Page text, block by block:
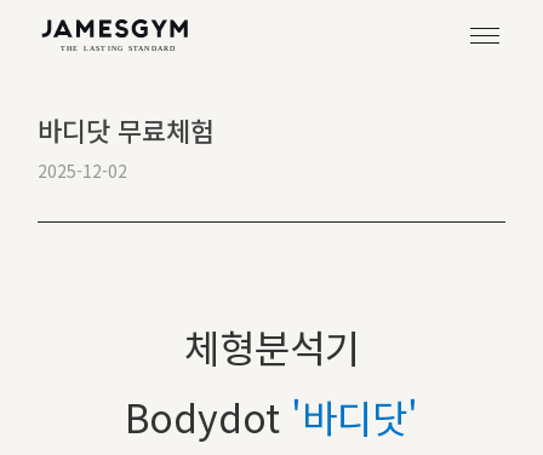
바디닷 무료체험
2025-12-02
체형분석기
Bodydot '바디닷'